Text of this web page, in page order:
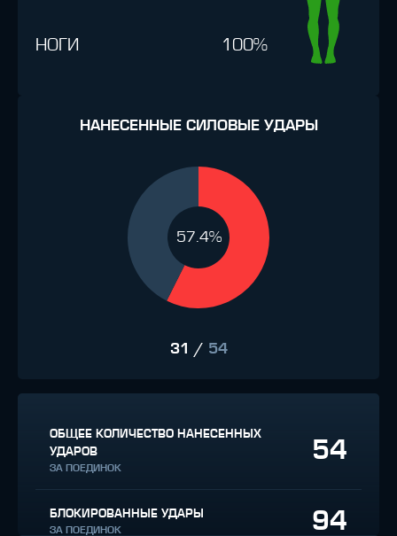
НОГИ 100%
НАНЕСЕННЫЕ СИЛОВЫЕ УДАРЫ
57.4%
31 / 54
ОБЩЕЕ КОЛИЧЕСТВО НАНЕСЕННЫХ
УДАРОВ
ЗА ПОЕДИНОК
54
БЛОКИРОВАННЫЕ УДАРЫ
ЗА ПОЕДИНОК 94